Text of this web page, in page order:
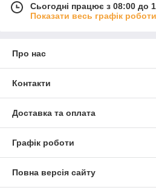
Сьогодні працює з 08:00 до
Показати весь графік роботи
Про нас
Контакти
Доставка та оплата
Графік роботи
Повна версія сайту